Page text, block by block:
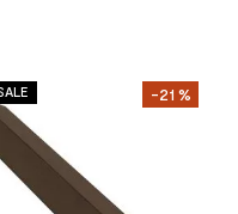
-21 %